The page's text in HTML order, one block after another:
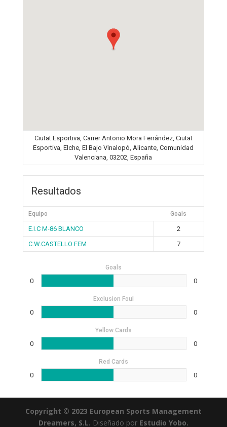
Ciutat Esportiva, Carrer Antonio Mora Ferrández, Ciutat
Esportiva, Elche, El Bajo Vinalopó, Alicante, Comunidad
Valenciana, 03202, España
Resultados
Equipo Goals
E.I.C M-86 BLANCO
2
C.W.CASTELLO FEM
7
Goals
0 0
Exclusion Foul
0 0
Yellow Cards
0 0
Red Cards
0 0
Copyright © 2023 European Sports Management
Dreamers, S.L. Diseñado por Estudio Yobo.